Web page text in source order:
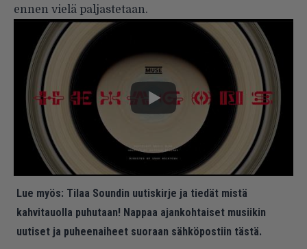
ennen vielä paljastetaan.
Lue myös: Tilaa Soundin uutiskirje ja tiedät mistä
kahvitauolla puhutaan! Nappaa ajankohtaiset musiikin
uutiset ja puheenaiheet suoraan sähköpostiin tästä.